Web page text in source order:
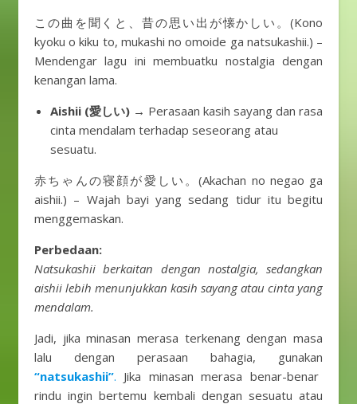
この曲を聞くと、昔の思い出が懐かしい。(Kono
kyoku o kiku to, mukashi no omoide ga natsukashii.) –
Mendengar lagu ini membuatku nostalgia dengan
kenangan lama.
Aishii (愛しい) → Perasaan kasih sayang dan rasa
cinta mendalam terhadap seseorang atau
sesuatu.
赤ちゃんの寝顔が愛しい。(Akachan no negao ga
aishii.) – Wajah bayi yang sedang tidur itu begitu
menggemaskan.
Perbedaan:
Natsukashii berkaitan dengan nostalgia, sedangkan
aishii lebih menunjukkan kasih sayang atau cinta yang
mendalam.
Jadi, jika minasan merasa terkenang dengan masa
lalu dengan perasaan bahagia, gunakan
“natsukashii”. Jika minasan merasa benar-benar
rindu ingin bertemu kembali dengan sesuatu atau